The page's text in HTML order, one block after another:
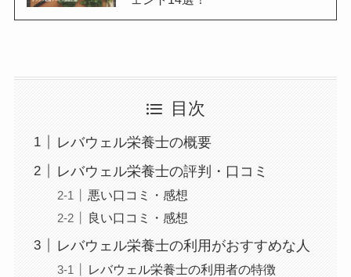
目次
レバウェル栄養士の概要
レバウェル栄養士の評判・口コミ
悪い口コミ・感想
良い口コミ・感想
レバウェル栄養士の利用がおすすめな人
レバウェル栄養士の利用者の特徴